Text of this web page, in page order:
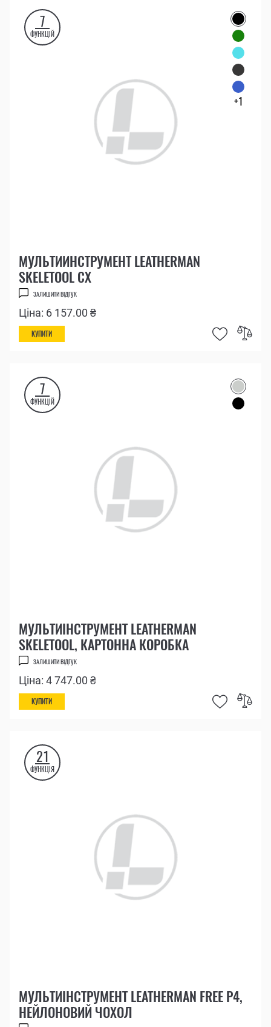
7
ФУНКЦІЙ
+1
МУЛЬТИИНСТРУМЕНТ LEATHERMAN
SKELETOOL CX
ЗАЛИШИТИ ВІДГУК
Ціна: 6 157.00 ₴
КУПИТИ
7
ФУНКЦІЙ
МУЛЬТИІНСТРУМЕНТ LEATHERMAN
SKELETOOL, КАРТОННА КОРОБКА
ЗАЛИШИТИ ВІДГУК
Ціна: 4 747.00 ₴
КУПИТИ
21
ФУНКЦІЯ
МУЛЬТИІНСТРУМЕНТ LEATHERMAN FREE P4,
НЕЙЛОНОВИЙ ЧОХОЛ